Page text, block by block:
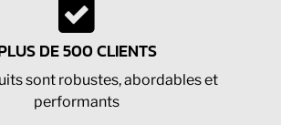
DE 500 CLIENTS
sont robustes, abordables et
performants